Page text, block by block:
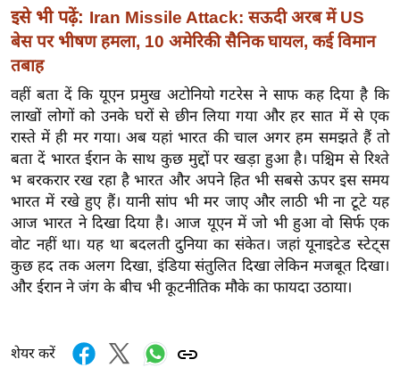
र्ल्ड
न्यू
ज
ब्री
फ
म
नो
रं
ज
न
ज
ग
त
ली
इसे भी पढ़ें: Iran Missile Attack: सऊदी अरब में US
बेस पर भीषण हमला, 10 अमेरिकी सैनिक घायल, कई विमान
तबाह
वहीं बता दें कि यूएन प्रमुख अटोनियो गटरेस ने साफ कह दिया है कि
लाखों लोगों को उनके घरों से छीन लिया गया और हर सात में से एक
रास्ते में ही मर गया। अब यहां भारत की चाल अगर हम समझते हैं तो
बता दें भारत ईरान के साथ कुछ मुद्दों पर खड़ा हुआ है। पश्चिम से रिश्ते
भ बरकरार रख रहा है भारत और अपने हित भी सबसे ऊपर इस समय
भारत में रखे हुए हैं। यानी सांप भी मर जाए और लाठी भी ना टूटे यह
आज भारत ने दिखा दिया है। आज यूएन में जो भी हुआ वो सिर्फ एक
वोट नहीं था। यह था बदलती दुनिया का संकेत। जहां यूनाइटेड स्टेट्स
कुछ हद तक अलग दिखा, इंडिया संतुलित दिखा लेकिन मजबूत दिखा।
और ईरान ने जंग के बीच भी कूटनीतिक मौके का फायदा उठाया।
शेयर करें